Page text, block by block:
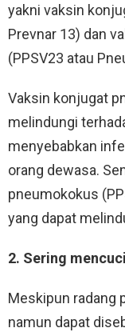
yakni vaksin
Prevnar 13) dan
(PPSV23 atau
Vaksin konjugat
melindungi
menyebabkan
orang dewasa.
pneumokokus
yang dapat
2. Sering
Meskipun radang
namun dapat